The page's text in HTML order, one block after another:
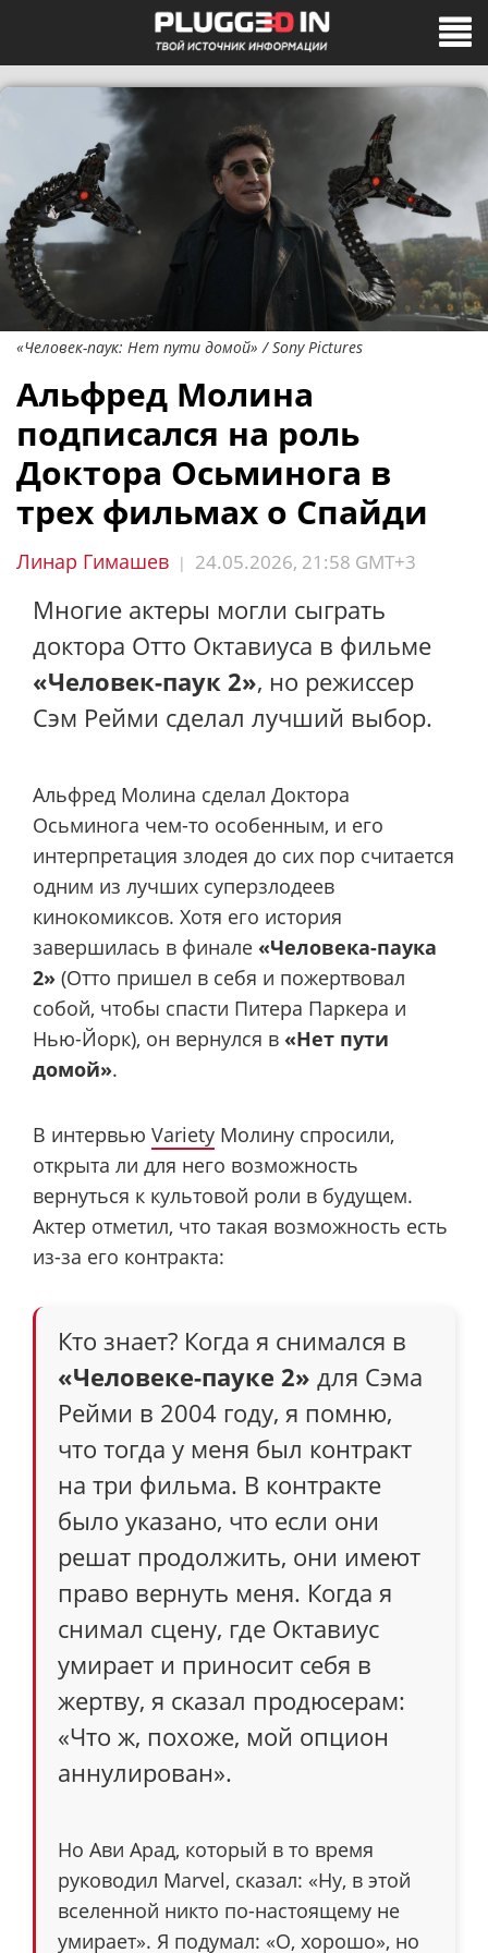
«Человек-паук: Нет пути домой» / Sony Pictures
Альфред Молина
подписался на роль
Доктора Осьминога в
трех фильмах о Спайди
Линар Гимашев | 24.05.2026, 21:58 GMT+3
Многие актеры могли сыграть
доктора Отто Октавиуса в фильме
«Человек-паук 2», но режиссер
Сэм Рейми сделал лучший выбор.
Альфред Молина сделал Доктора
Осьминога чем-то особенным, и его
интерпретация злодея до сих пор считается
одним из лучших суперзлодеев
кинокомиксов. Хотя его история
завершилась в финале «Человека-паука
2» (Отто пришел в себя и пожертвовал
собой, чтобы спасти Питера Паркера и
Нью-Йорк), он вернулся в «Нет пути
домой».
В интервью Variety Молину спросили,
открыта ли для него возможность
вернуться к культовой роли в будущем.
Актер отметил, что такая возможность есть
из-за его контракта:
Кто знает? Когда я снимался в
«Человеке-пауке 2» для Сэма
Рейми в 2004 году, я помню,
что тогда у меня был контракт
на три фильма. В контракте
было указано, что если они
решат продолжить, они имеют
право вернуть меня. Когда я
снимал сцену, где Октавиус
умирает и приносит себя в
жертву, я сказал продюсерам:
«Что ж, похоже, мой опцион
аннулирован».
Но Ави Арад, который в то время
руководил Marvel, сказал: «Ну, в этой
вселенной никто по-настоящему не
умирает». Я подумал: «О, хорошо», но